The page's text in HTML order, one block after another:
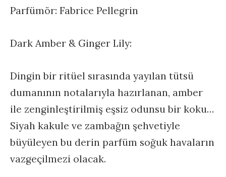
Parfümör: Fabrice Pellegrin
Dark Amber & Ginger Lily:
Dingin bir ritüel sırasında yayılan tütsü
dumanının notalarıyla hazırlanan, amber
ile zenginleştirilmiş eşsiz odunsu bir koku…
Siyah kakule ve zambağın şehvetiyle
büyüleyen bu derin parfüm soğuk havaların
vazgeçilmezi olacak.